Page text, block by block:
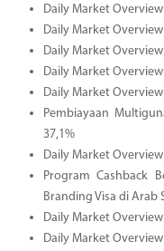
Daily Market
Daily Market
Daily Market
Daily Market
Daily Market
Pembiayaan
37,1%
Daily Market
Program Cashback
Branding Visa di Arab
Daily Market
Daily Market